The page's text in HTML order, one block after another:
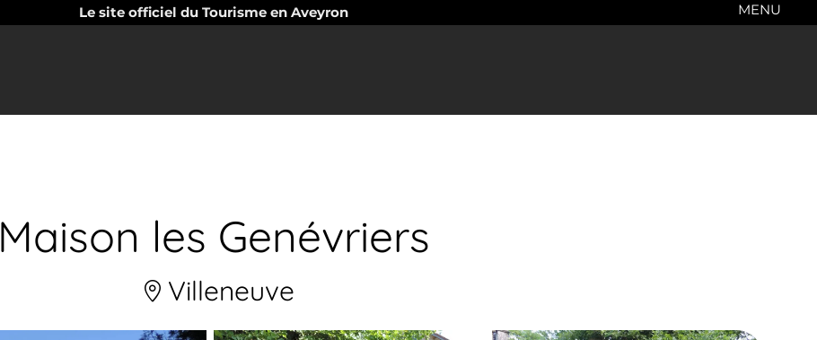
Le site officiel du Tourisme en Aveyron MENU
Maison les Genévriers
Villeneuve